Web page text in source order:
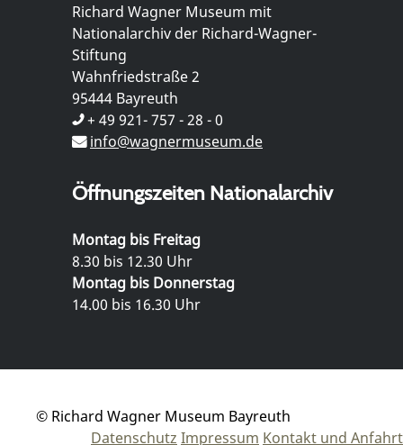
Richard Wagner Museum mit
Nationalarchiv der Richard-Wagner-
Stiftung
Wahnfriedstraße 2
95444 Bayreuth
+ 49 921- 757 - 28 - 0
info@wagnermuseum.de
Öffnungszeiten Nationalarchiv
Montag bis Freitag
8.30 bis 12.30 Uhr
Montag bis Donnerstag
14.00 bis 16.30 Uhr
© Richard Wagner Museum Bayreuth
Datenschutz Impressum Kontakt und Anfahrt